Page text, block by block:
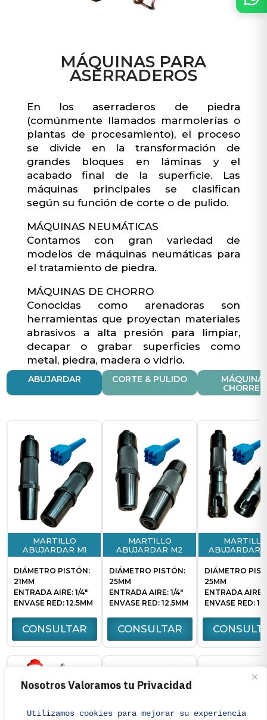
Nosotros Valoramos tu Privacidad
Utilizamos cookies para mejorar su experiencia
MÁQUINAS PARA
ASERRADEROS
En los aserraderos de piedra
(comúnmente llamados marmolerías o
plantas de procesamiento), el proceso
se divide en la transformación de
grandes bloques en láminas y el
acabado final de la superficie. Las
máquinas principales se clasifican
según su función de corte o de pulido.
MÁQUINAS NEUMÁTICAS
Contamos con gran variedad de
modelos de máquinas neumáticas para
el tratamiento de piedra.
MÁQUINAS DE CHORRO
Conocidas como arenadoras son
herramientas que proyectan materiales
abrasivos a alta presión para limpiar,
decapar o grabar superficies como
metal, piedra, madera o vidrio.
ABUJARDAR CORTE & PULIDO
CHORREO
MARTILLO
ABUJARDAR M1
DIÁMETRO PISTÓN:
21MM
ENTRADA AIRE: 1/4"
ENVASE RED: 12.5MM
CONSULTAR
MARTILLO
ABUJARDAR M2
DIÁMETRO PISTÓN:
25MM
ENTRADA AIRE: 1/4"
ENVASE RED: 12.5MM
CONSULTAR
MARTILLO
ABUJARDAR
DIÁMETRO
25MM
ENTRADA AIRE:
ENVASE RED: